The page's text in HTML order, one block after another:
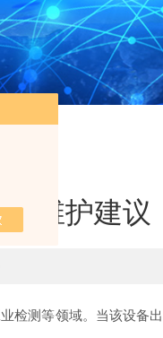
维护建议
测等领域。当该设备